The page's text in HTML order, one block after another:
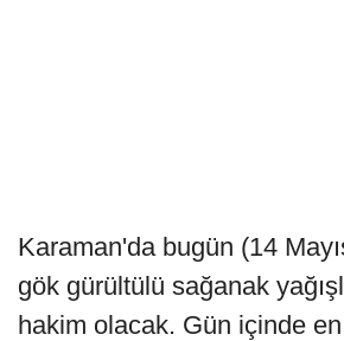
Karaman'da bugün (14
gök gürültülü sağanak
hakim olacak. Gün içinde en